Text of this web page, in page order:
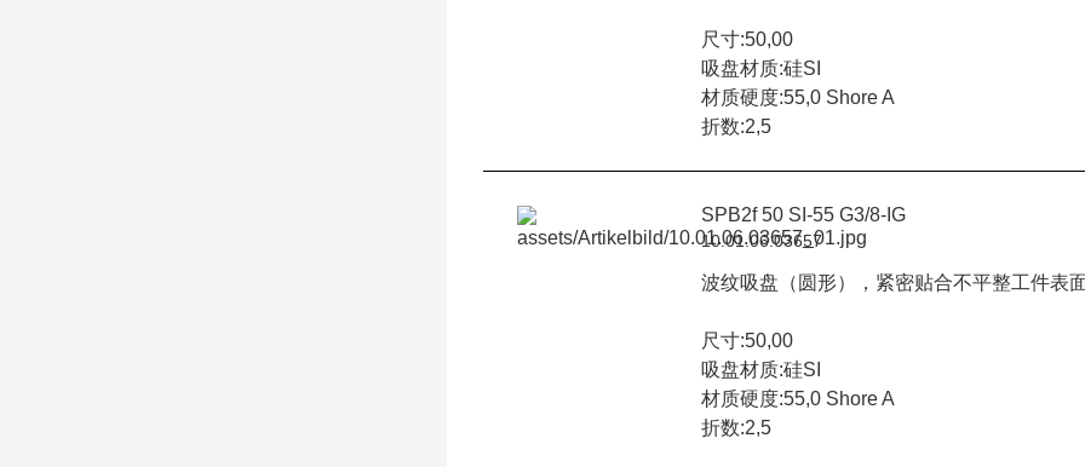
尺寸:50,00
吸盘材质:硅SI
材质硬度:55,0 Shore A
折数:2,5
SPB2f 50 SI-55 G3/8-IG
10.01.06.03657
波纹吸盘（圆形），紧密贴合不平整工件表
尺寸:50,00
吸盘材质:硅SI
材质硬度:55,0 Shore A
折数:2,5